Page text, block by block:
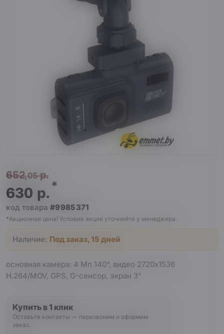
652,05р.
630 р. *
код товара #9985371
*Акционная цена! Условия акции уточняйте у менеджера.
Наличие: Под заказ, 15 дней
основная камера: 4 Мп 140°, видео 2720x1536
H.264/MOV, GPS, G-сенсор, экран 3"
Купить в 1 клик
Оставьте контакты — перезвоним и оформим
заказ.